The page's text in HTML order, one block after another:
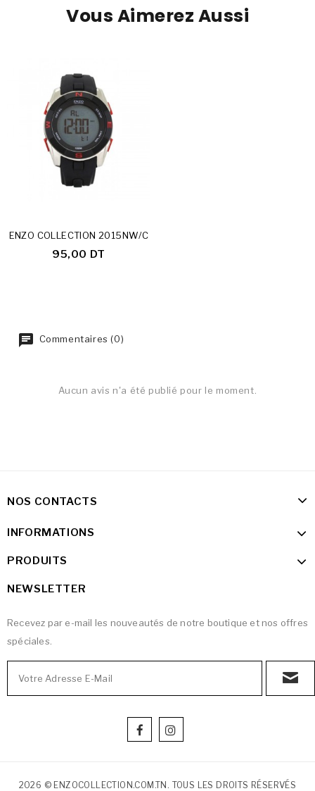
Vous Aimerez Aussi
ENZO COLLECTION 2015NW/C
95,00 DT
Commentaires (0)
Aucun avis n'a été publié pour le moment.
NOS CONTACTS
INFORMATIONS
PRODUITS
NEWSLETTER
Recevez par e-mail les nouveautés de notre boutique et nos offres
spéciales.
2026 © ENZOCOLLECTION.COM.TN. TOUS LES DROITS RÉSERVÉS